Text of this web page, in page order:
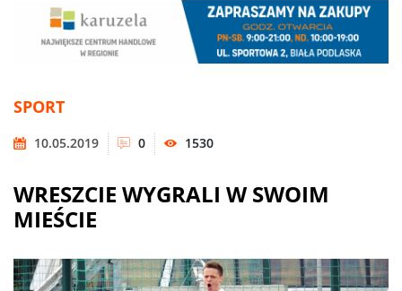
SPORT
10.05.2019 0 1530
WRESZCIE WYGRALI W SWOIM
MIEŚCIE